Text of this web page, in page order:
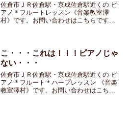
佐倉市ＪＲ佐倉駅・京成佐倉駅近くの ピ
アノ＊フルートレッスン《音楽教室澤
村》です。お問い合わせはこちらですレ
がたくさん書いてあるね」...
こ・・・これは！！！ピアノじゃ
ない・・・
佐倉市ＪＲ佐倉駅・京成佐倉駅近くの ピ
アノ＊フルート＊ハープレッスン 《音楽
教室澤村》です。お問い合わせはこちら